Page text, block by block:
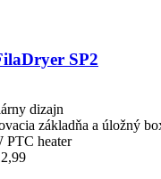
SP2
dizajn
základňa a úložný
PTC heater